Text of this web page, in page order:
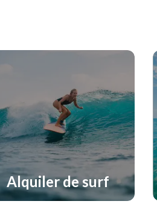
Alquiler de surf